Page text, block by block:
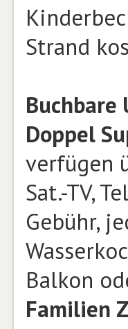
Strand
Doppel
verfügen
Sat.-TV,
Gebühr,
Balkon
Familien